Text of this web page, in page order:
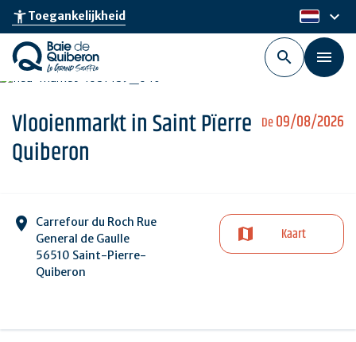
Skip
main
content
accessibility_newToegankelijkheid nl
keyboard_arrow_down
De09/08/2026
Vlooienmarkt in Saint Pïerre
Quiberon
Carrefour du Roch Rue
General de Gaulle
56510 Saint-Pierre-
Quiberon
Kaart